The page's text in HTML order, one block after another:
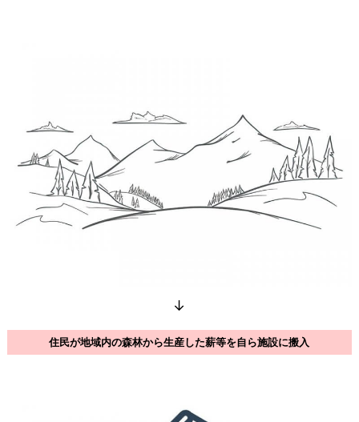
↓
住民が地域内の森林から生産した薪等を自ら施設に搬入